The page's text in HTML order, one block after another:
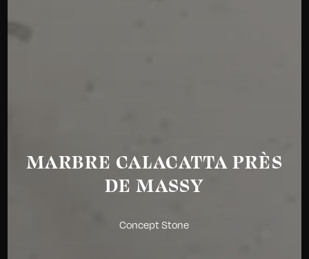
MARBRE CALACATTA PRÈS
DE MASSY
Concept Stone